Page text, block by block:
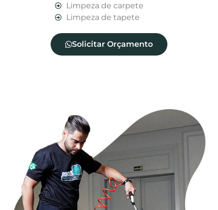
Limpeza de carpete
Limpeza de tapete
Solicitar Orçamento